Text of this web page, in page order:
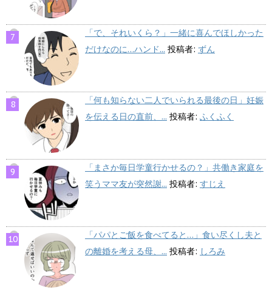
「で、それいくら？」一緒に喜んでほしかった
だけなのに…ハンド... 投稿者: ずん
「何も知らない二人でいられる最後の日」妊娠
を伝える日の直前、... 投稿者: ふくふく
「まさか毎日学童行かせるの？」共働き家庭を
笑うママ友が突然謝... 投稿者: すじえ
「パパとご飯を食べてると…」食い尽くし夫と
の離婚を考える母、... 投稿者: しろみ